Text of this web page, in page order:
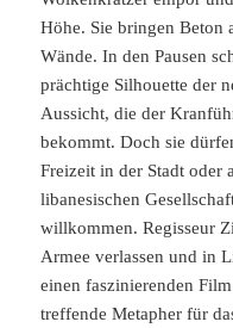
Höhe. Sie bringen Beton
Wände. In den Pausen
prächtige Silhouette der
Aussicht, die der
bekommt. Doch sie
Freizeit in der Stadt oder
libanesischen
willkommen. Regisseur
Armee verlassen und in
einen faszinierenden
treffende Metapher für